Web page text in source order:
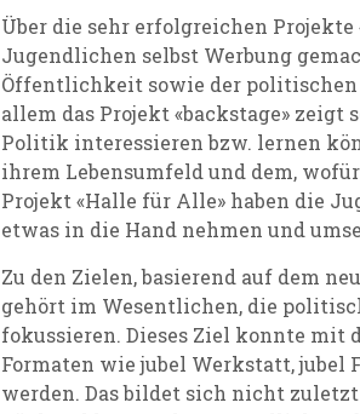
Über die sehr erfolgreichen Projekte
Jugendlichen selbst Werbung
Öffentlichkeit sowie der
allem das Projekt «backstage»
Politik interessieren bzw. lernen
ihrem Lebensumfeld und dem,
Projekt «Halle für Alle» haben die
etwas in die Hand nehmen und
Zu den Zielen, basierend auf dem
gehört im Wesentlichen, die
fokussieren. Dieses Ziel konnte mit
Formaten wie jubel Werkstatt, jubel
werden. Das bildet sich nicht